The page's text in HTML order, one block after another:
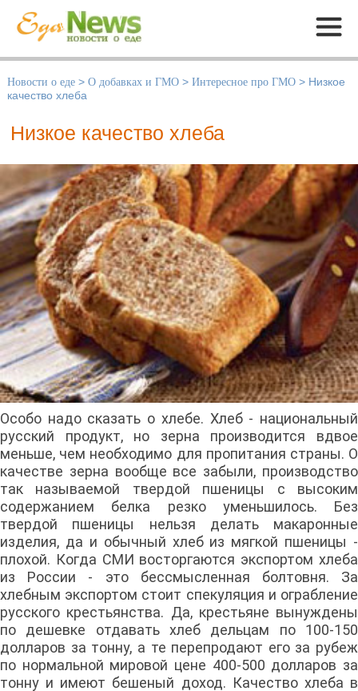
Меню
Новости о еде > О добавках и ГМО > Интересное про ГМО > Низкое
качество хлеба
Низкое качество хлеба
Особо надо сказать о хлебе. Хлеб - национальный
русский продукт, но зерна производится вдвое
меньше, чем необходимо для пропитания страны. О
качестве зерна вообще все забыли, производство
так называемой твердой пшеницы с высоким
содержанием белка резко уменьшилось. Без
твердой пшеницы нельзя делать макаронные
изделия, да и обычный хлеб из мягкой пшеницы -
плохой. Когда СМИ восторгаются экспортом хлеба
из России - это бессмысленная болтовня. За
хлебным экспортом стоит спекуляция и ограбление
русского крестьянства. Да, крестьяне вынуждены
по дешевке отдавать хлеб дельцам по 100-150
долларов за тонну, а те перепродают его за рубеж
по нормальной мировой цене 400-500 долларов за
тонну и имеют бешеный доход. Качество хлеба в